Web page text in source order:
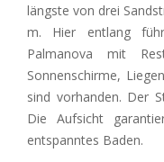
längste von drei
m. Hier entlang
Palmanova mit
Sonnenschirme,
sind vorhanden. Der
Die Aufsicht
entspanntes Baden.